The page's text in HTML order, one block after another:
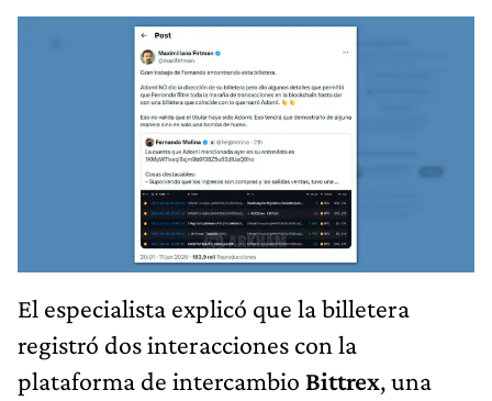
El especialista explicó que la billetera
registró dos interacciones con la
plataforma de intercambio Bittrex, una